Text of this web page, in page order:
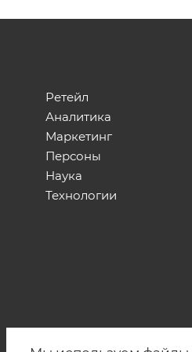
Ретейл
Аналитика
Маркетинг
Персоны
Наука
Технологии